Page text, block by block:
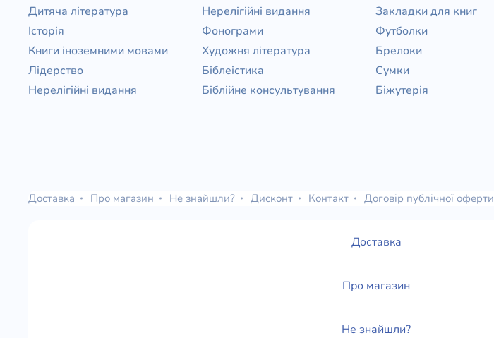
Дитяча література
Історія
Книги іноземними мовами
Лідерство
Нерелігійні видання
Нерелігійні видання
Фонограми
Художня література
Біблеістика
Біблійне консультування
Закладки для книг
Футболки
Брелоки
Сумки
Біжутерія
Доставка Про магазин Не знайшли? Дисконт Контакт Договір публічної оферти
Доставка
Про магазин
Не знайшли?